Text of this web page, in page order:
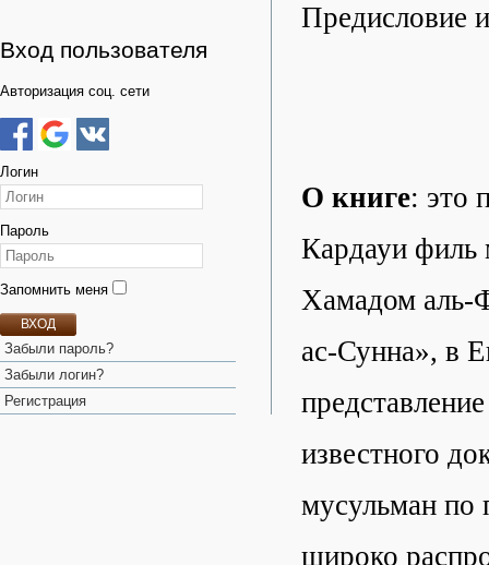
Вход пользователя
Авторизация соц. сети
Логин
Пароль
Запомнить меня
ВХОД
Забыли пароль?
Забыли логин?
Регистрация
Предисловие
О книге: это
Кардауи филь
Хамадом аль-
ас-Сунна», в
известного
мусульман по
широко